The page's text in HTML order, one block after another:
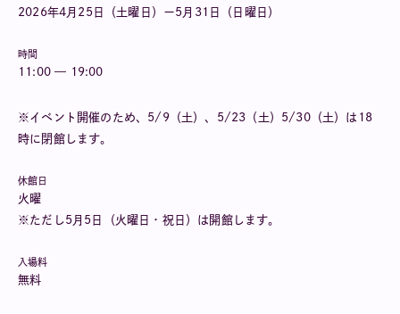
202 6年4月 25日（土曜日 ） ー5月 31 日（ 日曜日 ）
時間
11:00 — 19:00
※イベント開催のため、5/9（土）、5/23（土）5/30（土）は18
時に閉館します。
休館日
火曜
※ただし5月5日（火曜日・祝日 ）は開館します。
入場料
無料